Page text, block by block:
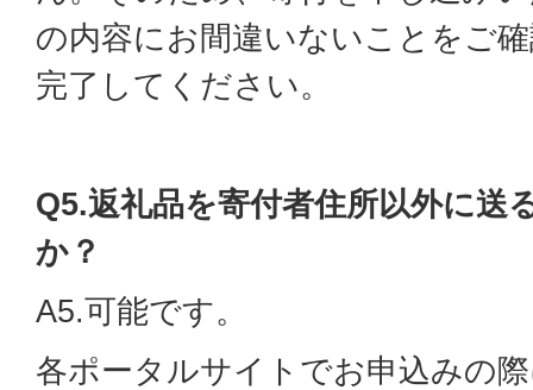
の内容にお間違いないことをご
完了してください。
Q5.返礼品を寄付者住所以外に送
か？
A5.可能です。
各ポータルサイトでお申込みの